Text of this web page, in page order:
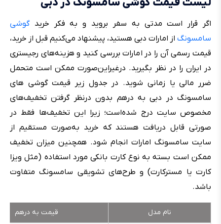
اگر قرار است مدتی به سفر بروید و به فکر خریدگوشی
سامسونگ از امارات دبی هستید، پیشنهاد می‌کنیم قبل از خرید،
قیمت رسمی آن را در امارات بررسی کنید و هزینه‌های رجیستری
در ایران را در نظر بگیرید. درغیراین‌صورت ممکن است متحمل
ضرر مالی یا زمانی شوید. در جدول زیر قیمت گوشی های
سامسونگ در دبی به درهم بدون درنظر گرفتن تخفیف‌های
مخصوص سایت درج شده‌است؛ زیرا این تخفیف‌ها فقط در
صورتی قابل دریافت هستند که خرید به‌صورت مستقیم از
سایت سامسونگ امارات انجام شود. همچنین میزان تخفیف
ممکن است بسته به نوع کارت بانکی مورد استفاده (مثل ویزا
کارت یا مسترکارت) و طرح‌های تشویقی سامسونگ متفاوت
باشد.
نام مدل قیمت به درهم